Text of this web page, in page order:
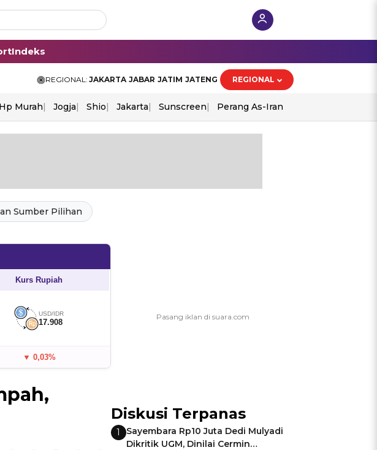
Indeks
REGIONAL: JAKARTA JABAR JATIM JATENG REGIONAL
Hp Murah Jogja Shio Jakarta Sunscreen Perang As-Iran
Sumber Pilihan
Kurs Rupiah
USD/IDR
17.908
▼ 0,03%
Diskusi Terpanas
1
Sayembara Rp10 Juta Dedi Mulyadi
Dikritik UGM, Dinilai Cermin